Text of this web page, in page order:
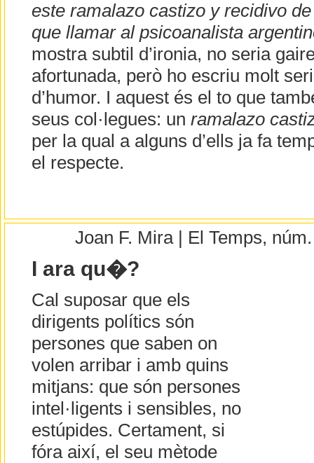
este ramalazo castizo y recidivo
que llamar al psicoanalista
mostra subtil d’ironia, no seria
afortunada, però ho escriu molt
d’humor. I aquest és el to que
seus col·legues: un ramalazo
per la qual a alguns d’ells ja fa
el respecte.
Joan F. Mira | El Temps,
I ara qu�?
Cal suposar que els
dirigents polítics són
persones que saben on
volen arribar i amb quins
mitjans: que són persones
intel·ligents i sensibles, no
estúpides. Certament, si
fóra així, el seu mètode